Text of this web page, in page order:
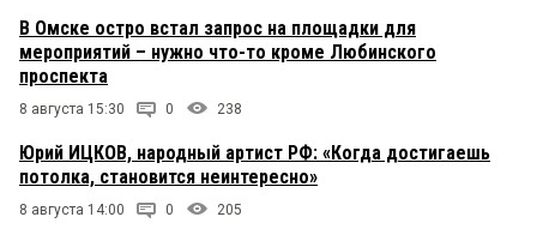
В Омске остро встал запрос на площадки для
мероприятий – нужно что-то кроме Любинского
проспекта
8 августа 15:30 0 238
Юрий ИЦКОВ, народный артист РФ: «Когда достигаешь
потолка, становится неинтересно»
8 августа 14:00 0 205